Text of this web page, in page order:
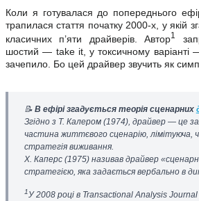
Коли я готувалася до попереднього
трапилася стаття початку 2000-х, у якій
класичних п’яти драйверів. Автор1
шостий — take it, у токсичному варіанті
зачепило. Бо цей драйвер звучить як
📝 В ефірі згадується теорія сценарних
Згідно з Т. Калером (1974), драйвер — це
частина життєвого сценарію, лімітуюча,
стратегія виживання.
Х. Каперс (1975) називав драйвер
стратегією, яка задається вербально в
1У 2008 році в Transactional Analysis Journal